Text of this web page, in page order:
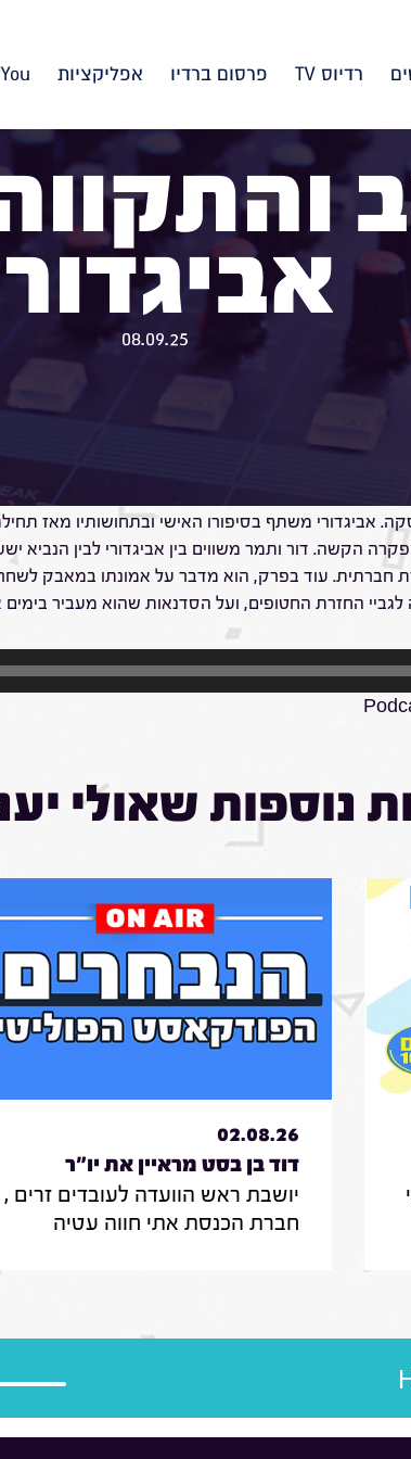
רדיוס TV פרסום ברדיו אפליקציות
08.09.25
החטופים,
אביגדורי משתף בסיפורו האישי ובתחושותיו מאז
הקשה. דור ותמר משווים בין אביגדורי לבין הנביא
חברתית. עוד בפרק, הוא מדבר על אמונתו במאבק
החזרת החטופים, ועל הסדנאות שהוא מעביר בימים
נוספות שאולי
02.08.26
דוד בן בסט מראיין את יו"ר
הוועדה לעובדים זרים , חברת
הכנסת אתי חווה עטיה|31.7.26
יושבת ראש הוועדה לעובדים זרים ,
חברת הכנסת אתי חווה עטיה
זר בסיעוד לבני 85 ומעלה ומה מניע